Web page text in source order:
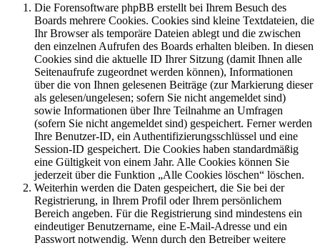
Die Forensoftware phpBB erstellt bei Ihrem Besuch des
Boards mehrere Cookies. Cookies sind kleine Textdateien, die
Ihr Browser als temporäre Dateien ablegt und die zwischen
den einzelnen Aufrufen des Boards erhalten bleiben. In diesen
Cookies sind die aktuelle ID Ihrer Sitzung (damit Ihnen alle
Seitenaufrufe zugeordnet werden können), Informationen
über die von Ihnen gelesenen Beiträge (zur Markierung dieser
als gelesen/ungelesen; sofern Sie nicht angemeldet sind)
sowie Informationen über Ihre Teilnahme an Umfragen
(sofern Sie nicht angemeldet sind) gespeichert. Ferner werden
Ihre Benutzer-ID, ein Authentifizierungsschlüssel und eine
Session-ID gespeichert. Die Cookies haben standardmäßig
eine Gültigkeit von einem Jahr. Alle Cookies können Sie
jederzeit über die Funktion „Alle Cookies löschen“ löschen.
Weiterhin werden die Daten gespeichert, die Sie bei der
Registrierung, in Ihrem Profil oder Ihrem persönlichem
Bereich angeben. Für die Registrierung sind mindestens ein
eindeutiger Benutzername, eine E-Mail-Adresse und ein
Passwort notwendig. Wenn durch den Betreiber weitere